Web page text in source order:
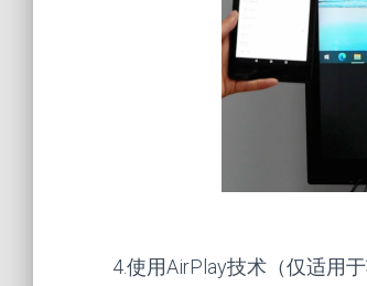
4.使用AirPlay技术（仅适用